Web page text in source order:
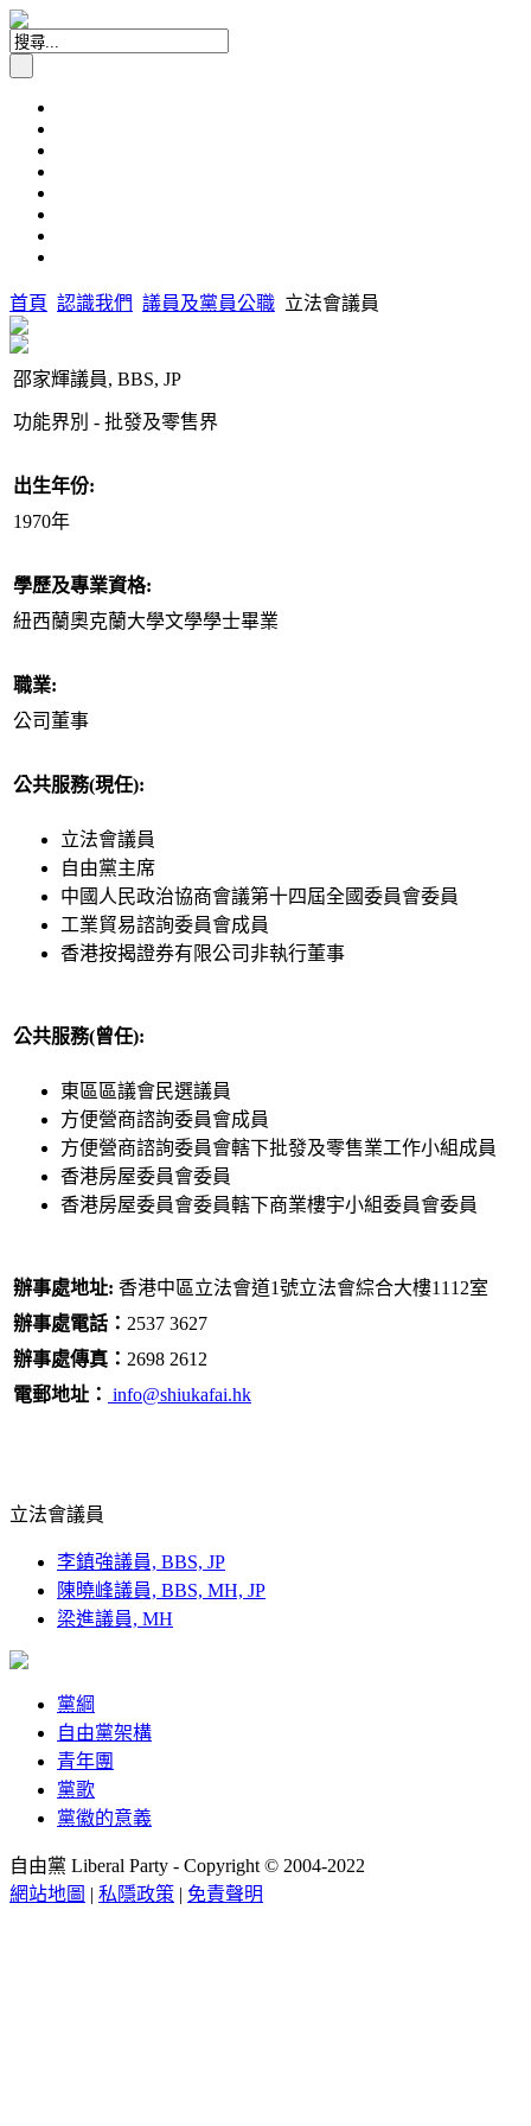
首頁 認識我們 議員及黨員公職 立法會議員
邵家輝議員, BBS, JP
功能界別 - 批發及零售界
出生年份:
1970年
學歷及專業資格:
紐西蘭奧克蘭大學文學學士畢業
職業:
公司董事
公共服務(現任):
立法會議員
自由黨主席
中國人民政治協商會議第十四屆全國委員會委員
工業貿易諮詢委員會成員
香港按揭證券有限公司非執行董事
公共服務(曾任):
東區區議會民選議員
方便營商諮詢委員會成員
方便營商諮詢委員會轄下批發及零售業工作小組成員
香港房屋委員會委員
香港房屋委員會委員轄下商業樓宇小組委員會委員
辦事處地址: 香港中區立法會道1號立法會綜合大樓1112室
辦事處電話： 2537 3627
辦事處傳真： 2698 2612
電郵地址： info@shiukafai.hk
立法會議員
李鎮強議員, BBS, JP
陳曉峰議員, BBS, MH, JP
梁進議員, MH
黨綱
自由黨架構
青年團
黨歌
黨徽的意義
自由黨 Liberal Party - Copyright © 2004-2022
網站地圖 | 私隱政策 | 免責聲明